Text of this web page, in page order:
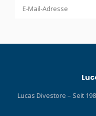
Lucas Divestore – Seit